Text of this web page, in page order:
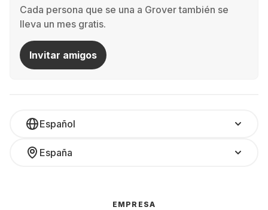
Cada persona que se una a Grover también se
lleva un mes gratis.
Invitar amigos
Español
España
EMPRESA